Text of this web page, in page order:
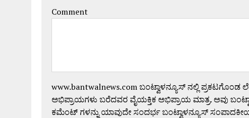
Comment
www.bantwalnews.com ಬಂಟ್ವಾಳನ್ಯೂಸ್ ನಲ್ಲಿ
ಅಭಿಪ್ರಾಯಗಳು ಬರೆದವರ ವೈಯಕ್ತಿಕ ಅಭಿಪ್ರಾಯ ಮಾತ್ರ. ಅವು
ಕಮೆಂಟ್ ಗಳನ್ನು ಯಾವುದೇ ಸಂದರ್ಭ ಬಂಟ್ವಾಳನ್ಯೂಸ್